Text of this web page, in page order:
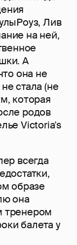
Лив
на ней,
А
она не
стала (не
которая
родов
Victoria's
всегда
образе
она
тренером
балета у